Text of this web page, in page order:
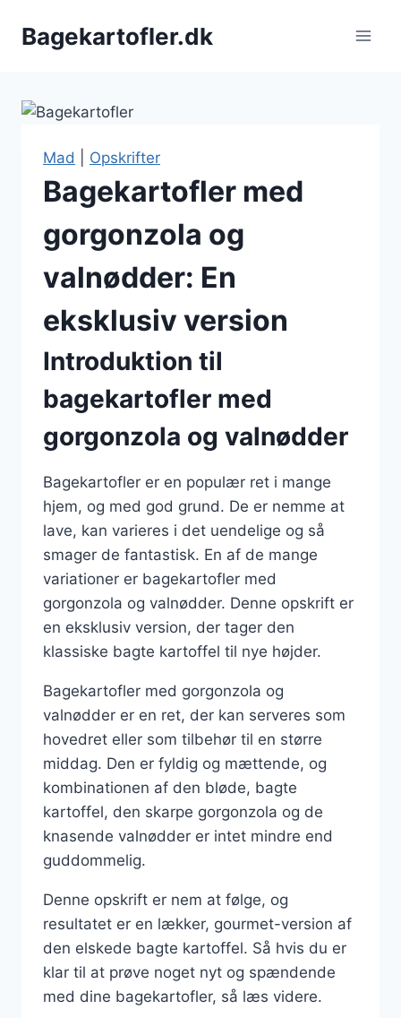
Bagekartofler.dk
Mad Opskrifter
Bagekartofler med
gorgonzola og
valnødder: En
eksklusiv version
Introduktion til
bagekartofler med
gorgonzola og valnødder
Bagekartofler er en populær ret i mange
hjem, og med god grund. De er nemme at
lave, kan varieres i det uendelige og så
smager de fantastisk. En af de mange
variationer er bagekartofler med
gorgonzola og valnødder. Denne opskrift er
en eksklusiv version, der tager den
klassiske bagte kartoffel til nye højder.
Bagekartofler med gorgonzola og
valnødder er en ret, der kan serveres som
hovedret eller som tilbehør til en større
middag. Den er fyldig og mættende, og
kombinationen af den bløde, bagte
kartoffel, den skarpe gorgonzola og de
knasende valnødder er intet mindre end
guddommelig.
Denne opskrift er nem at følge, og
resultatet er en lækker, gourmet-version af
den elskede bagte kartoffel. Så hvis du er
klar til at prøve noget nyt og spændende
med dine bagekartofler, så læs videre.